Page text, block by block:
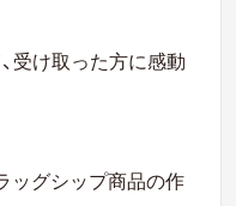
受け取った方に感動
ッグシップ商品の作